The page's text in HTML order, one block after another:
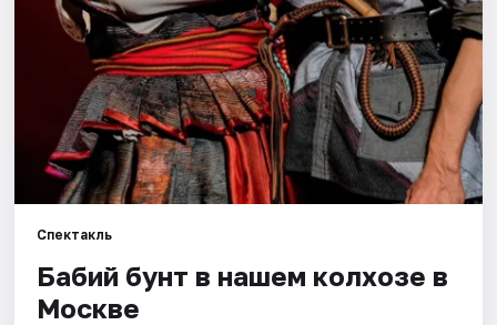
Рейтинги
Спектакль
Бабий бунт в нашем колхозе в
Москве